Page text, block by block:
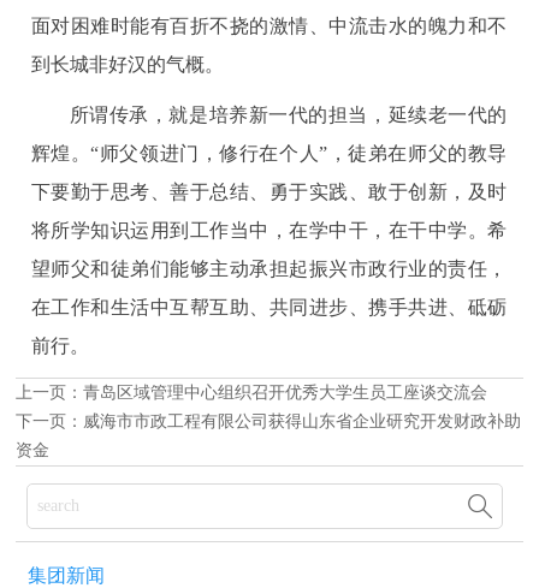
面对困难时能有百折不挠的激情、中流击水的魄力和不
到长城非好汉的气概。
所谓传承，就是培养新一代的担当，延续老一代的
辉煌。“师父领进门，修行在个人”，徒弟在师父的教导
下要勤于思考、善于总结、勇于实践、敢于创新，及时
将所学知识运用到工作当中，在学中干，在干中学。希
望师父和徒弟们能够主动承担起振兴市政行业的责任，
在工作和生活中互帮互助、共同进步、携手共进、砥砺
前行。
上一页：青岛区域管理中心组织召开优秀大学生员工座谈交流会
下一页： 威海市市政工程有限公司获得山东省企业研究开发财政补助
资金

集团新闻